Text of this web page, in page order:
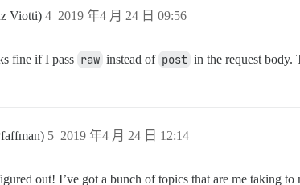
Viotti) 2019 年4 月 24 日 09:56
4
fine if I pass raw instead of post in the request body.
2019 年4 月 24 日 12:14
5
out! I’ve got a bunch of topics that are me taking to